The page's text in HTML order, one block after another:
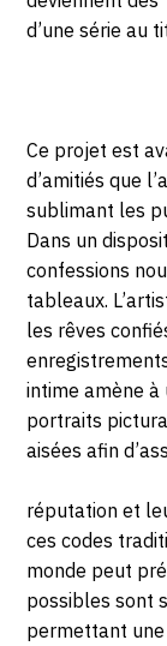
d’une série au
Ce projet est
d’amitiés que
sublimant les
Dans un
confessions
tableaux.
les rêves
intime amène
portraits
aisées afin
réputation et
ces codes
monde peut
possibles sont
permettant